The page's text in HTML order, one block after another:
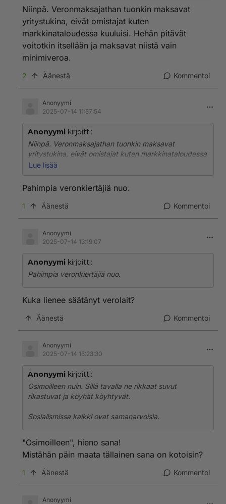
Niinpä. Veronmaksajathan tuonkin maksavat
yritystukina, eivät omistajat kuten
markkinataloudessa kuuluisi. Hehän pitävät
voitotkin itsellään ja maksavat niistä vain
minimiveroa.
2 Äänestä Kommentoi
Anonyymi
2025-07-14 11:57:54
Anonyymi kirjoitti:
Niinpä. Veronmaksajathan tuonkin maksavat
yritystukina, eivät omistajat kuten markkinataloudessa
kuuluisi. Hehän pitävät voitotkin itsellään ja maksavat
Lue lisää
Pahimpia veronkiertäjiä nuo.
1 Äänestä Kommentoi
Anonyymi
2025-07-14 13:19:07
Anonyymi kirjoitti:
Pahimpia veronkiertäjiä nuo.
Kuka lienee säätänyt verolait?
Äänestä Kommentoi
Anonyymi
2025-07-14 15:23:30
Anonyymi kirjoitti:
Osimoilleen nuin. Sillä tavalla ne rikkaat suvut
rikastuvat ja köyhät köyhtyvät.
Sosialismissa kaikki ovat samanarvoisia.
"Osimoilleen", hieno sana!
Mistähän päin maata tällainen sana on kotoisin?
1 Äänestä Kommentoi
Anonyymi